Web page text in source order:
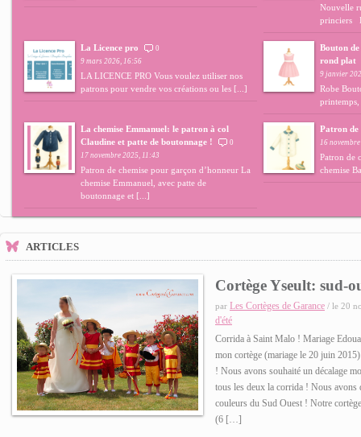
Nouvelle
princiers
La Licence pro
0
9 mars 2026, 16:56
LA LICENCE PRO Vous voulez utiliser nos
patrons pour vendre vos créations ou les [...]
Bouton
rond plat
9 janvier
Robe
La chemise Emmanuel: le patron à col
Claudine et patte de boutonnage !
0
17 novembre 2025, 11:43
Patron de chemise pour garçon d’honneur La
chemise Emmanuel, avec patte de
boutonnage et [...]
Patron de
16
Patron de
chemise
ARTICLES
Cortège Yseult: sud-
par Les Cortèges de Garance / le 20
d'été
Corrida à Saint Malo ! Mariage
mon cortège (mariage le 20 juin
! Nous avons souhaité un décalage
tous les deux la corrida ! Nous avons
couleurs du Sud Ouest ! Notre
(6 […]